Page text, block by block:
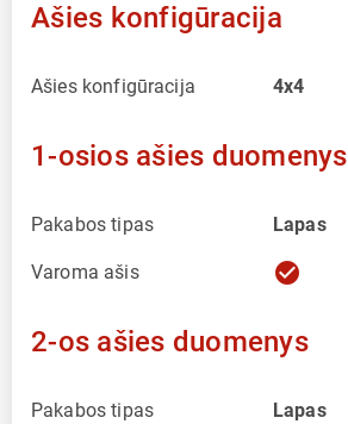
Ašies konfigūracija
Ašies konfigūracija 4x4
1-osios ašies duomenys
Pakabos tipas Lapas
Varoma ašis check_circle
2-os ašies duomenys
Pakabos tipas Lapas